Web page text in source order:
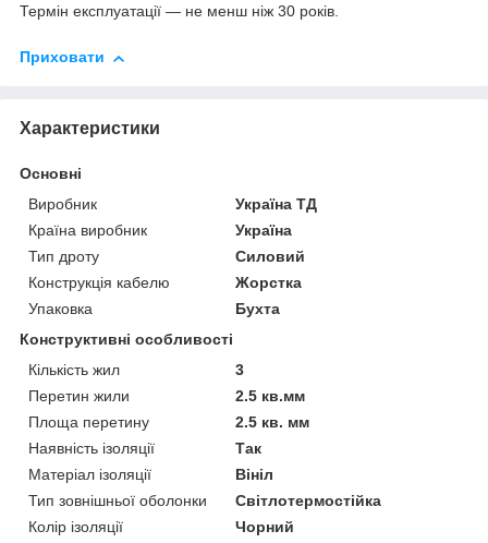
Термін експлуатації — не менш ніж 30 років.
Приховати
Характеристики
Основні
Виробник
Україна ТД
Країна виробник
Україна
Тип дроту
Силовий
Конструкція кабелю
Жорстка
Упаковка
Бухта
Конструктивні особливості
Кількість жил
3
Перетин жили
2.5 кв.мм
Площа перетину
2.5 кв. мм
Наявність ізоляції
Так
Матеріал ізоляції
Вініл
Тип зовнішньої оболонки
Світлотермостійка
Колір ізоляції
Чорний